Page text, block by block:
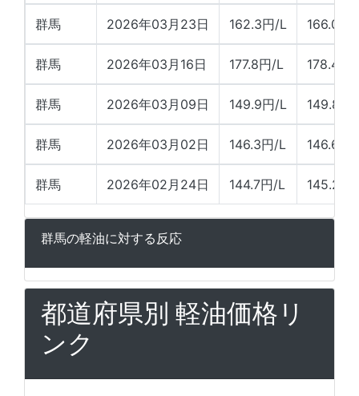
群馬 2026年03月23日 162.3円/L 166.0円
群馬 2026年03月16日 177.8円/L 178.4円
群馬 2026年03月09日 149.9円/L 149.8円
群馬 2026年03月02日 146.3円/L 146.6円
群馬 2026年02月24日 144.7円/L 145.2円
群馬の軽油に対する反応
都道府県別 軽油価格リ
ンク